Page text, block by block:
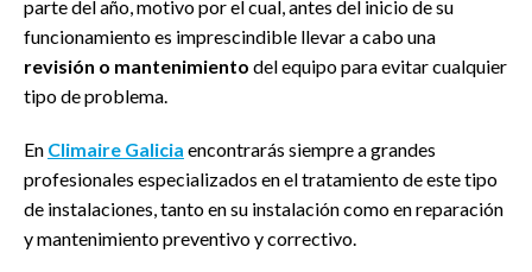
parte del año, motivo por el cual, antes del inicio de su
funcionamiento es imprescindible llevar a cabo una
revisión o mantenimiento del equipo para evitar cualquier
tipo de problema.
En Climaire Galicia encontrarás siempre a grandes
profesionales especializados en el tratamiento de este tipo
de instalaciones, tanto en su instalación como en reparación
y mantenimiento preventivo y correctivo.